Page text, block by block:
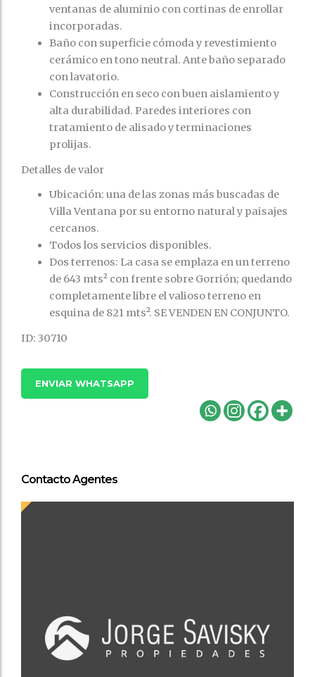
ventanas de aluminio con cortinas de enrollar
incorporadas.
Baño con superficie cómoda y revestimiento
cerámico en tono neutral. Ante baño separado
con lavatorio.
Construcción en seco con buen aislamiento y
alta durabilidad. Paredes interiores con
tratamiento de alisado y terminaciones
prolijas.
Detalles de valor
Ubicación: una de las zonas más buscadas de
Villa Ventana por su entorno natural y paisajes
cercanos.
Todos los servicios disponibles.
Dos terrenos: La casa se emplaza en un terreno
de 643 mts² con frente sobre Gorrión; quedando
completamente libre el valioso terreno en
esquina de 821 mts². SE VENDEN EN CONJUNTO.
ID: 30710
ENVIAR WHATSAPP
Contacto Agentes